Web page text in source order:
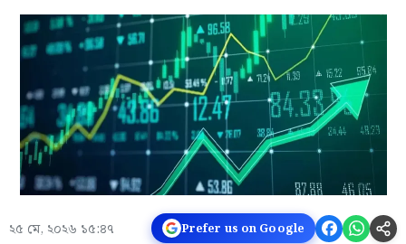
২৫ মে, ২০২৬ ১৫:৪৭ Prefer us on Google